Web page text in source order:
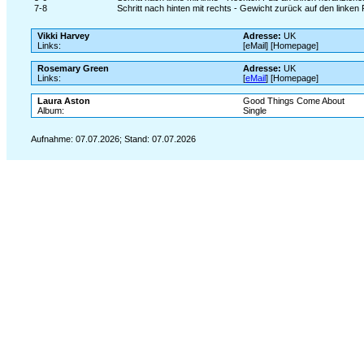
7-8
Schritt nach hinten mit rechts - Gewicht zurück auf den linken
Vikki Harvey Adresse: UK
Links:
[eMail] [Homepage]
Rosemary Green Adresse: UK
Links:
[eMail] [Homepage]
Laura Aston
Good Things Come About
Album:
Single
Aufnahme: 07.07.2026; Stand: 07.07.2026